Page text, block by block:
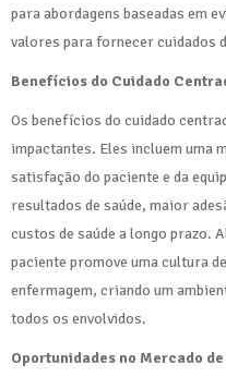
para abordagens baseadas em
valores para fornecer cuidados
Benefícios do Cuidado
Os benefícios do cuidado
impactantes. Eles incluem uma
satisfação do paciente e da
resultados de saúde, maior
custos de saúde a longo prazo.
paciente promove uma cultura
enfermagem, criando um
todos os envolvidos.
Oportunidades no Mercado